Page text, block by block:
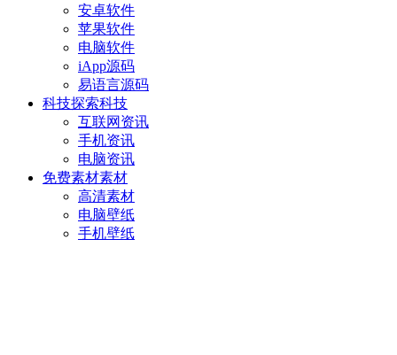
安卓软件
苹果软件
电脑软件
iApp源码
易语言源码
科技探索科技
互联网资讯
手机资讯
电脑资讯
免费素材素材
高清素材
电脑壁纸
手机壁纸